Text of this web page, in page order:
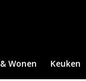
Wonen Keuken